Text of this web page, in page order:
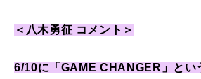
＜八木勇征 コメント＞
6/10に「GAME CHANGER」とい